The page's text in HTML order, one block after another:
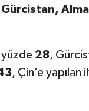
Gürcistan,
yüzde 28,
, Çin’e yapılan